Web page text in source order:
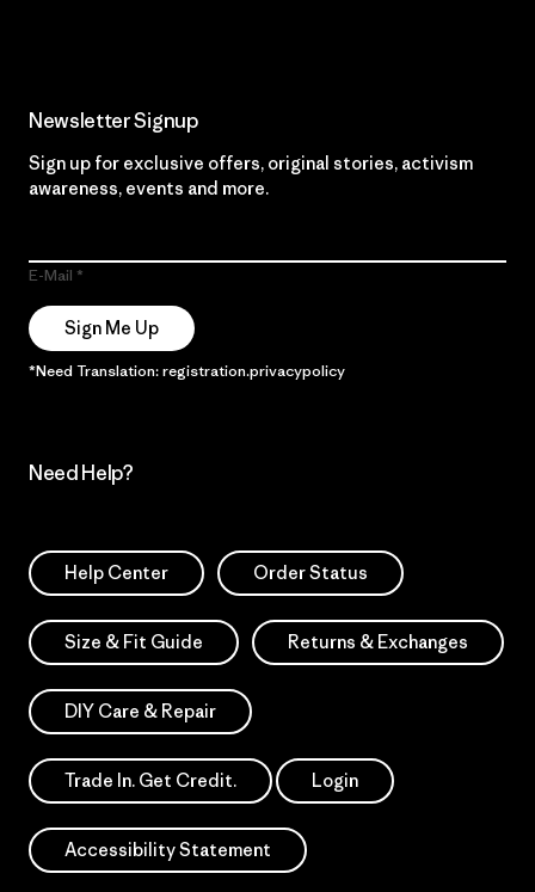
Newsletter Signup
Sign up for exclusive offers, original stories, activism
awareness, events and more.
E-Mail
Sign Me Up
*Need Translation: registration.privacypolicy
Need Help?
Help Center Order Status
Size & Fit Guide Returns & Exchanges
DIY Care & Repair
Trade In. Get Credit. Login
Accessibility Statement